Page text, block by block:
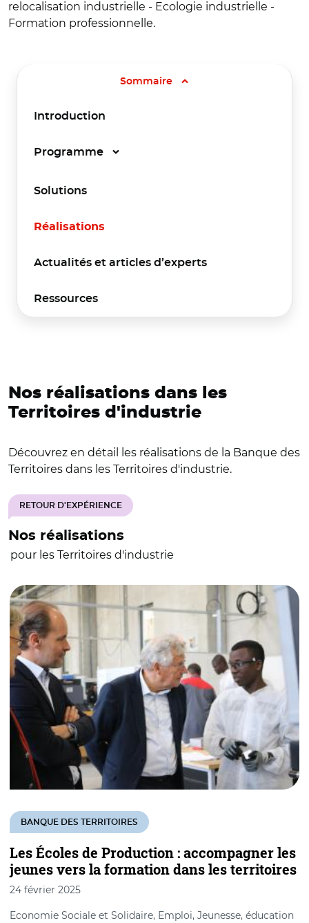
relocalisation industrielle - Ecologie industrielle -
Formation professionnelle.
Sommaire
Introduction
Programme
Solutions
Réalisations
Actualités et articles d’experts
Ressources
Nos réalisations dans les
Territoires d'industrie
Découvrez en détail les réalisations de la Banque des
Territoires dans les Territoires d'industrie.
RETOUR D'EXPÉRIENCE
Nos réalisations
pour les Territoires d'industrie
Les Écoles de Production : accompagner les
jeunes vers la formation dans les territoires
BANQUE DES TERRITOIRES
24 février 2025
Economie Sociale et Solidaire, Emploi, Jeunesse, éducation